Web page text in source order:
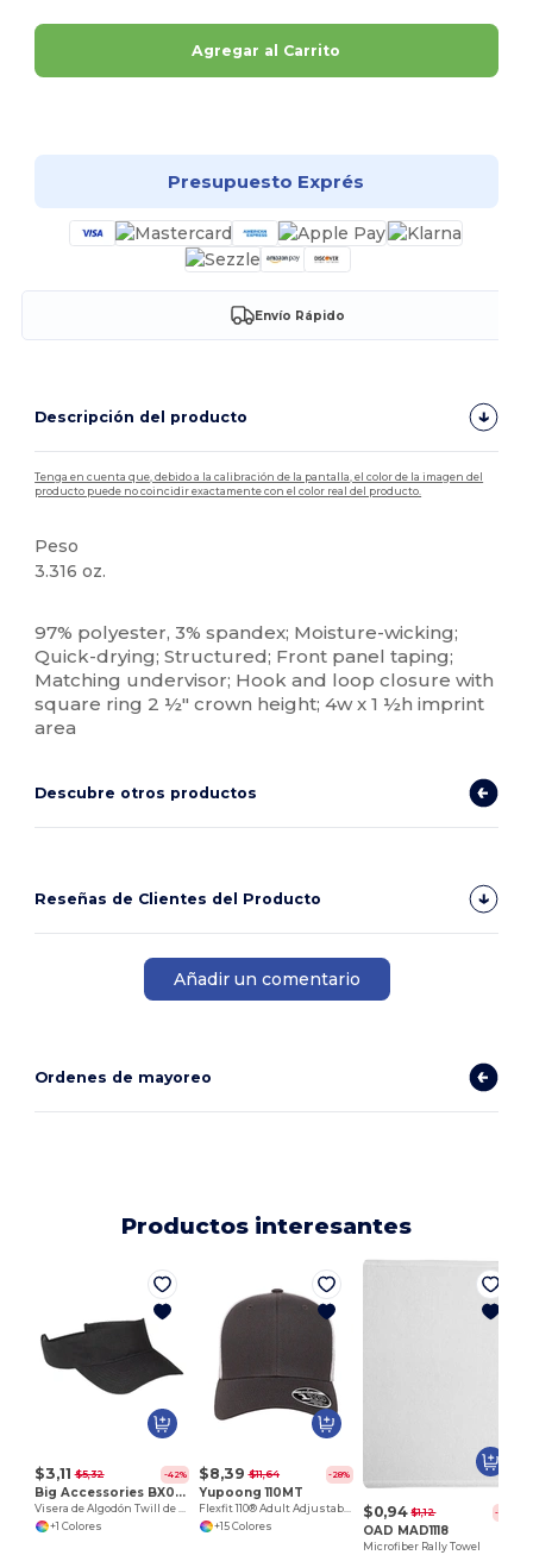
Agregar al Carrito
Presupuesto Exprés
Envío Rápido
Descripción del producto
Tenga en cuenta que, debido a la calibración de la pantalla, el color de la imagen del
producto puede no coincidir exactamente con el color real del producto.
Peso
3.316 oz.
97% polyester, 3% spandex; Moisture-wicking;
Quick-drying; Structured; Front panel taping;
Matching undervisor; Hook and loop closure with
square ring 2 ½" crown height; 4w x 1 ½h imprint
area
Descubre otros productos
Reseñas de Clientes del Producto
Añadir un comentario
Ordenes de mayoreo
Productos interesantes
$3,11 $5,32 -42%
Big Accessories BX006
Visera de Algodón Twill de Alta Calidad
+1 Colores
$8,39 $11,64 -28%
Yupoong 110MT
Flexfit 110® Adult Adjustable Mesh Cap
+15 Colores
$0,94 $1,12 -16%
OAD MAD1118
Microfiber Rally Towel